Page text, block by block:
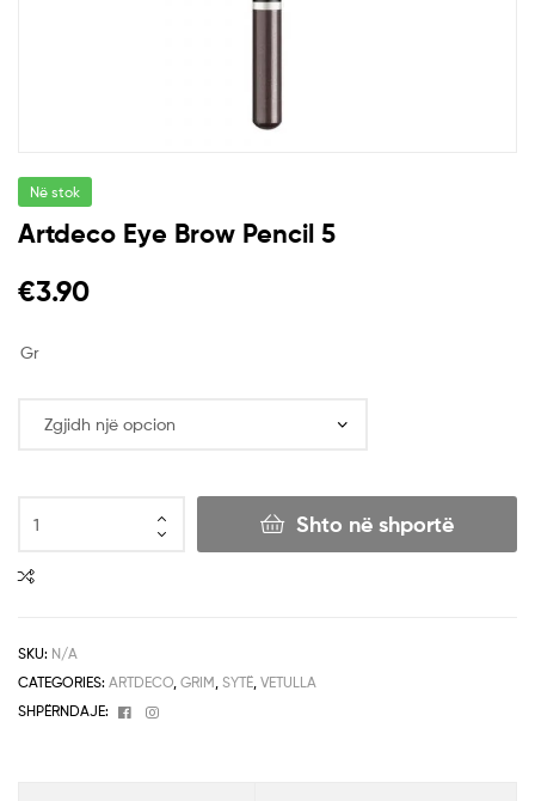
Në stok
Artdeco Eye Brow Pencil 5
€3.90
Gr
Shto në shportë
SKU: N/A
CATEGORIES: ARTDECO GRIM SYTË VETULLA
SHPËRNDAJE:
Facebook
Instagram